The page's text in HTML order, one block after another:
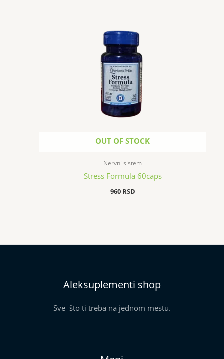
OUT OF STOCK
Nervni sistem
Stress Formula 60caps
960 RSD
Aleksuplementi shop
Sve što ti treba na jednom mestu.